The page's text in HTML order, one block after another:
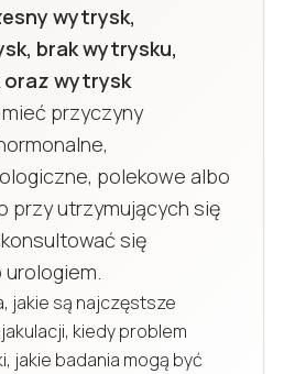
wytrysk,
brak wytrysku,
wytrysk
przyczyny
polekowe albo
przy utrzymujących się
się
urologiem.
jakie są najczęstsze
kiedy problem
jakie badania mogą być